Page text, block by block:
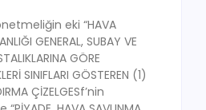
eki “HAVA
GENERAL, SUBAY VE
GÖRE
SINIFLARI GÖSTEREN (1)
ÇİZELGESf’nin